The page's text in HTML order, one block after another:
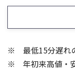
最低15分遅れ
年初来高値・